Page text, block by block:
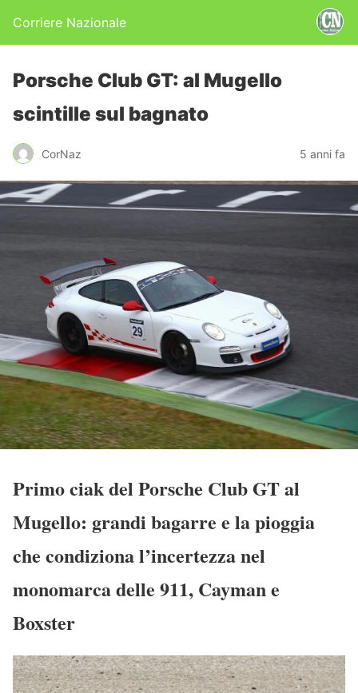
Corriere Nazionale
Porsche Club GT: al Mugello
scintille sul bagnato
CorNaz 5 anni fa
Primo ciak del Porsche Club GT al
Mugello: grandi bagarre e la pioggia
che condiziona l’incertezza nel
monomarca delle 911, Cayman e
Boxster